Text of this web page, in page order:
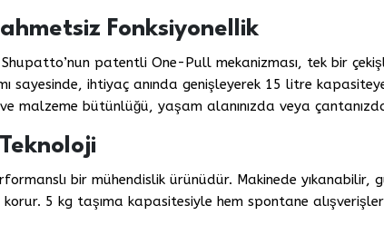
Fonksiyonellik
patentli One-Pull mekanizması, tek bir
sayesinde, ihtiyaç anında genişleyerek 15 litre
malzeme bütünlüğü, yaşam alanınızda veya
bir mühendislik ürünüdür. Makinede yıkanabilir,
5 kg taşıma kapasitesiyle hem spontane